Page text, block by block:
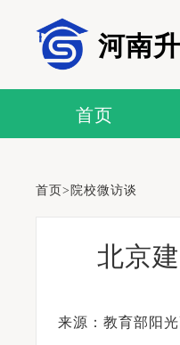
河南
首页
首页> 院校微访谈
北京
来源：教育部阳